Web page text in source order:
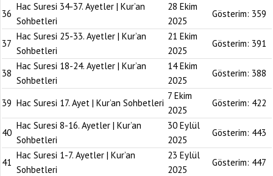
36
Hac Suresi 34-37. Ayetler | Kur’an
Sohbetleri
28 Ekim
2025
Gösterim: 359
37
Hac Suresi 25-33. Ayetler | Kur’an
Sohbetleri
21 Ekim
2025
Gösterim: 391
38
Hac Suresi 18-24. Ayetler | Kur’an
Sohbetleri
14 Ekim
2025
Gösterim: 388
39 Hac Suresi 17. Ayet | Kur’an Sohbetleri
7 Ekim
2025
Gösterim: 422
40
Hac Suresi 8-16. Ayetler | Kur’an
Sohbetleri
30 Eylül
2025
Gösterim: 443
41
Hac Suresi 1-7. Ayetler | Kur’an
Sohbetleri
23 Eylül
2025
Gösterim: 447